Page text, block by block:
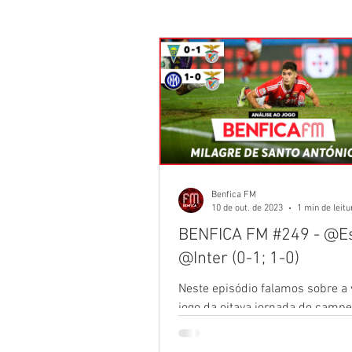
Não chega já de camisolas?
Maior que Portugal Bola na
Túnel da Luz Mística
Umbabarauma Topo Norte
BENFICA FM #249 -
@Inter (0-1; 1-0)
Neste episódio falamos sobre a
jogo da oitava jornada do
frente ao Estoril, e a derrota na
Benfica FM
10 de out. de 2023
1 min de